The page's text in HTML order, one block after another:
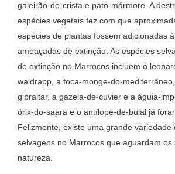
galeirão-de-crista e pato-mármore. A
espécies vegetais fez com que
espécies de plantas fossem adicionadas
ameaçadas de extinção. As espécies
de extinção no Marrocos incluem o
waldrapp, a foca-monge-do-
gibraltar, a gazela-de-cuvier e a águia-
órix-do-saara e o antílope-de-bulal já
Felizmente, existe uma grande variedade
selvagens no Marrocos que aguardam os
natureza.